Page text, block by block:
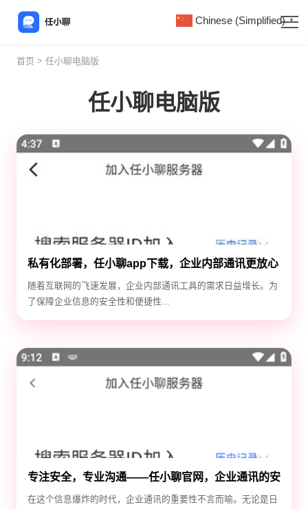
首页 > 任小聊电脑版
任小聊电脑版
私有化部署，任小聊app下载，企业内部通讯更放心
随着互联网的飞速发展，企业内部通讯工具的需求日益增长。为
了保障企业信息的安全性和便捷性...
专注安全，专业沟通——任小聊官网，企业通讯的安
全守护神
在这个信息爆炸的时代，企业通讯的重要性不言而喻。无论是日
Chinese (Simplified) ▼